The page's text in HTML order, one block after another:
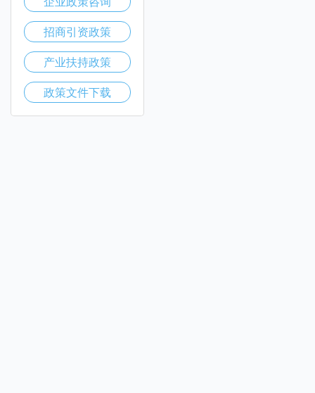
招商引资政策
产业扶持政策
政策文件下载